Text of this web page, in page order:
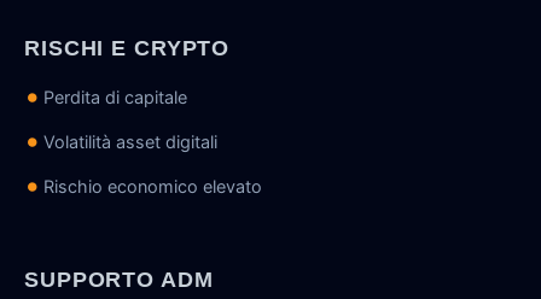
RISCHI E CRYPTO
Perdita di capitale
Volatilità asset digitali
Rischio economico elevato
SUPPORTO ADM